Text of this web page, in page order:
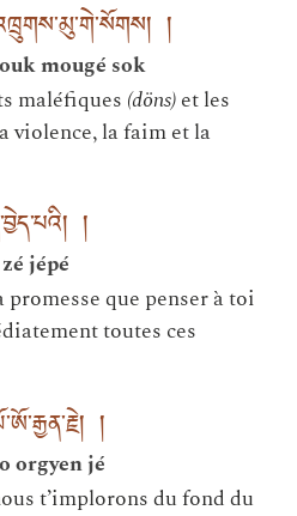
།
mougé sok
maléfiques (döns)et les
violence, la faim et la
།
jépé
que penser à toi
toutes ces
།
orgyen jé
t’implorons du fond du